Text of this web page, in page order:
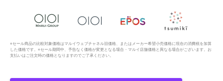
※セール商品の比較対象価格はマルイウェブチャネル旧価格、またはメーカー希望小売価格に現在の消費税を加算
した価格です。※セール期間中、予告なく価格が変更となる場合・マルイ店舗価格と異なる場合がございます。お
支払いはご注文時の価格となりますのでご了承ください。